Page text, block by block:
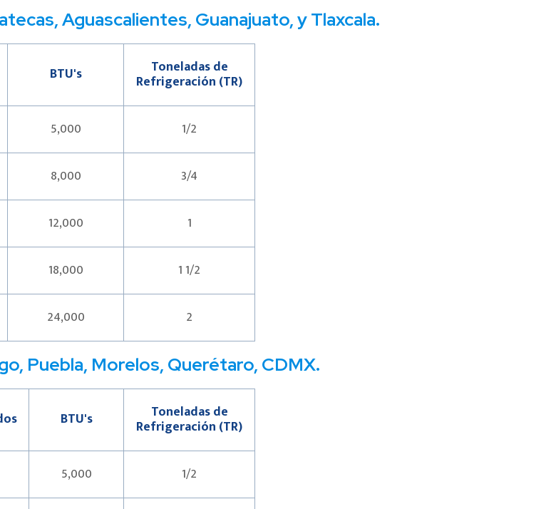
Aguascalientes, Guanajuato, y Tlaxcala.
BTU's Toneladas de
Refrigeración (TR)
5,000 1/2
8,000 3/4
12,000 1
18,000 1 1/2
24,000 2
Puebla, Morelos, Querétaro, CDMX.
BTU's Toneladas de
Refrigeración (TR)
5,000 1/2